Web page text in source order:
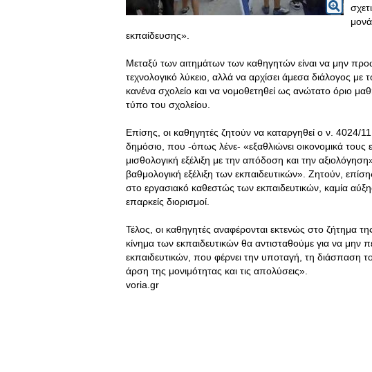
εκπαίδευσης».
Μεταξύ των αιτημάτων των καθηγητών είναι να μην
τεχνολογικό λύκειο, αλλά να αρχίσει άμεσα διάλογος
κανένα σχολείο και να νομοθετηθεί ως ανώτατο όριο
τύπο του σχολείου.
Επίσης, οι καθηγητές ζητούν να καταργηθεί ο ν . 4024/
δημόσιο, που -όπως λένε- «εξαθλιώνει οικονομικά τους
μισθολογική εξέλιξη με την απόδοση και την
βαθμολογική εξέλιξη των εκπαιδευτικών». Ζητούν,
στο εργασιακό καθεστώς των εκπαιδευτικών, καμία
επαρκείς διορισμοί.
Τέλος, οι καθηγητές αναφέρονται εκτενώς στο ζήτημα
κίνημα των εκπαιδευτικών θα αντισταθούμε για να μην
εκπαιδευτικών, που φέρνει την υποταγή, τη διάσπαση
άρση της μονιμότητας και τις απολύσεις».
voria.gr